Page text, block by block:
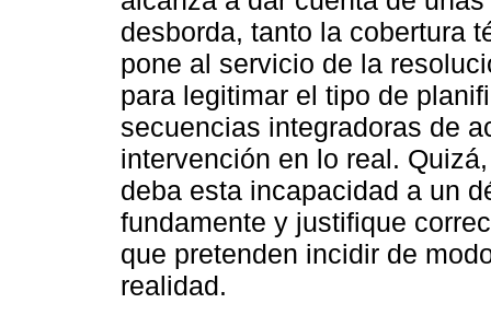
desborda, tanto la cobertura
pone al servicio de la
para legitimar el tipo de
secuencias integradoras de
intervención en lo real.
deba esta incapacidad a un
fundamente y justifique
que pretenden incidir de
realidad.